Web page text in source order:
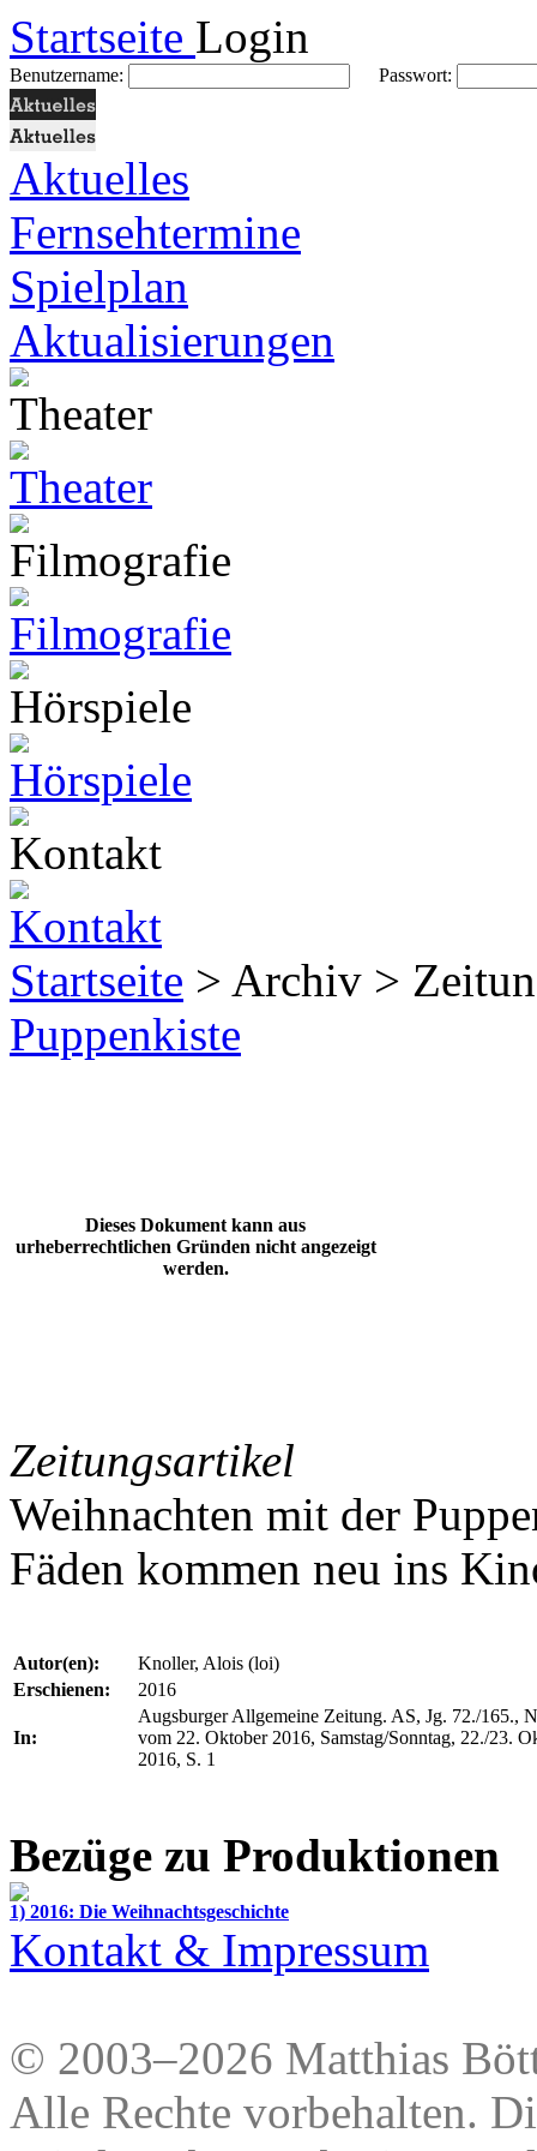
Startseite Login
Benutzername: Passwort:
Aktuelles
Fernsehtermine
Spielplan
Aktualisierungen
Startseite > Archiv >
Puppenkiste
Dieses Dokument kann aus
urheberrechtlichen Gründen nicht angezeigt
werden.
Zeitungsartikel
Weihnachten mit der
Fäden kommen neu ins
Autor(en):
Knoller, Alois (loi)
Erschienen:
2016
In:
Augsburger Allgemeine Zeitung. AS, Jg. 72./165.,
vom 22. Oktober 2016, Samstag/Sonntag, 22./23.
2016, S. 1
Bezüge zu Produktionen
1) 2016: Die Weihnachtsgeschichte
Kontakt & Impressum
© 2003–2026 Matthias
Alle Rechte vorbehalten.